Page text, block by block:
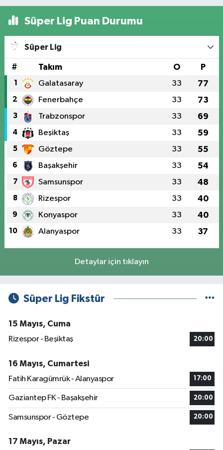
Süper Lig Puan Durumu
Süper Lig
# Takım O P
1 Galatasaray 33 77
2 Fenerbahçe 33 73
3 Trabzonspor 33 69
4 Beşiktaş 33 59
5 Göztepe 33 55
6 Başakşehir 33 54
7 Samsunspor 33 48
8 Rizespor 33 40
9 Konyaspor 33 40
10 Alanyaspor 33 37
Detaylar için tıklayın
Süper Lig Fikstür
15 Mayıs, Cuma
Rizespor - Beşiktaş
20:00
16 Mayıs, Cumartesi
Fatih Karagümrük - Alanyaspor
17:00
Gaziantep FK - Başakşehir 20:00
Samsunspor - Göztepe 20:00
17 Mayıs, Pazar